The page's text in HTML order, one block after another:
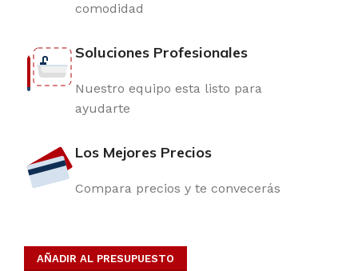
comodidad
Soluciones Profesionales
Nuestro equipo esta listo para
ayudarte
Los Mejores Precios
Compara precios y te convecerás
AÑADIR AL PRESUPUESTO